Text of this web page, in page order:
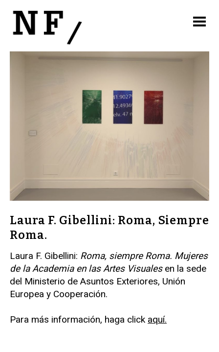
Laura F. Gibellini: Roma, Siempre
Roma.
Laura F. Gibellini: Roma, siempre Roma. Mujeres
de la Academia en las Artes Visualesen la sede
del Ministerio de Asuntos Exteriores, Unión
Europea y Cooperación.
Para más información, haga click aquí.